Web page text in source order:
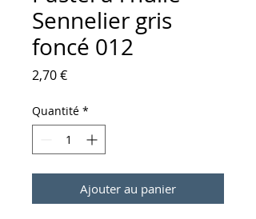
Sennelier gris
foncé 012
2,70 €Prix
Quantité *
Ajouter au panier